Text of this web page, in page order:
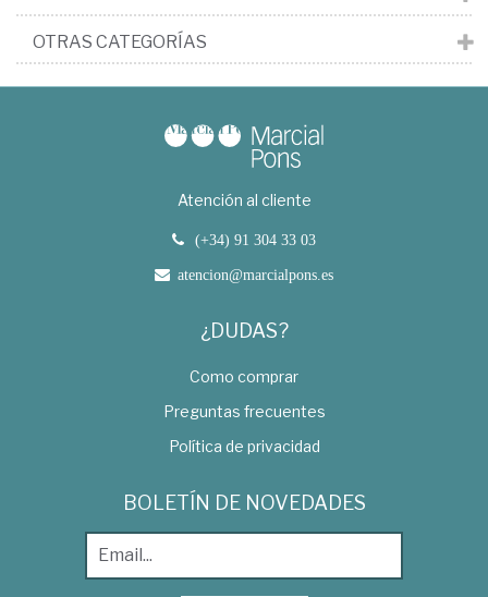
OTRAS CATEGORÍAS
Atención al cliente
(+34) 91 304 33 03
atencion@marcialpons.es
¿DUDAS?
Como comprar
Preguntas frecuentes
Política de privacidad
BOLETÍN DE NOVEDADES